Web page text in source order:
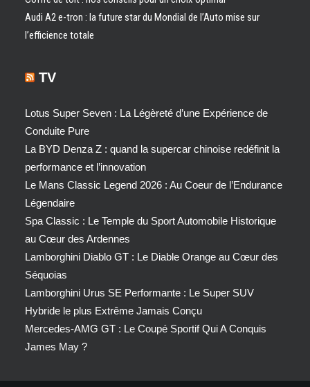
Audi A2 e-tron : la future star du Mondial de l’Auto mise sur
l’efficience totale
TV
Lotus Super Seven : La Légèreté d’une Expérience de
Conduite Pure
La BYD Denza Z : quand la supercar chinoise redéfinit la
performance et l’innovation
Le Mans Classic Legend 2026 : Au Coeur de l’Endurance
Légendaire
Spa Classic : Le Temple du Sport Automobile Historique
au Cœur des Ardennes
Lamborghini Diablo GT : Le Diable Orange au Cœur des
Séquoias
Lamborghini Urus SE Performante : Le Super SUV
Hybride le plus Extrême Jamais Conçu
Mercedes-AMG GT : Le Coupé Sportif Qui A Conquis
James May ?